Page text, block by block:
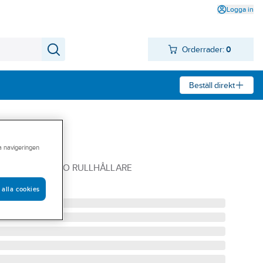
Logga in
Orderrader: 0
Beställ direkt
INKL KROK O RULLHÅLLARE
navigeringen
alla cookies